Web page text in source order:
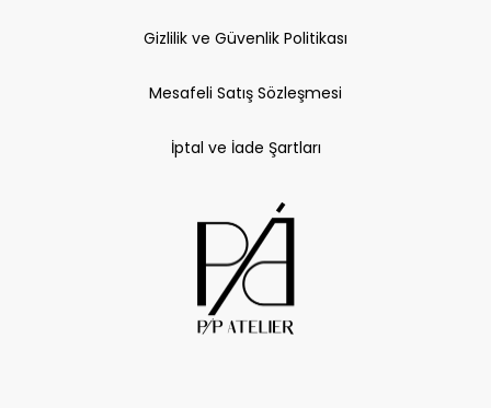
Gizlilik ve Güvenlik Politikası
Mesafeli Satış Sözleşmesi
İptal ve İade Şartları